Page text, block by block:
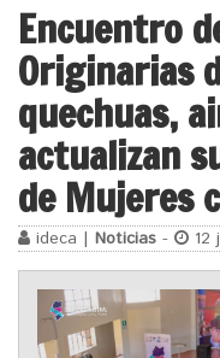
Encuentro
Originarias
quechuas,
actualizan
de Mujeres
ideca | Noticias - 12